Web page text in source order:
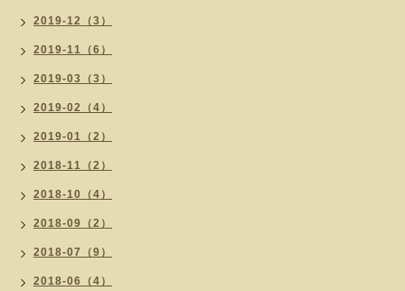
2019-12（3）
2019-11（6）
2019-03（3）
2019-02（4）
2019-01（2）
2018-11（2）
2018-10（4）
2018-09（2）
2018-07（9）
2018-06（4）